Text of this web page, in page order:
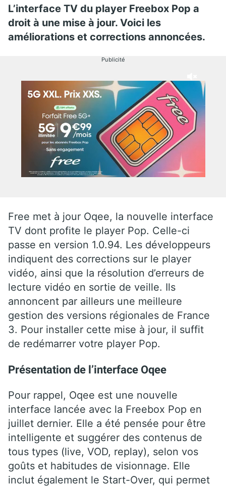
L’interface TV du player Freebox Pop a
droit à une mise à jour. Voici les
améliorations et corrections annoncées.
Publicité
Free met à jour Oqee, la nouvelle interface
TV dont profite le player Pop. Celle-ci
passe en version 1.0.94. Les développeurs
indiquent des corrections sur le player
vidéo, ainsi que la résolution d’erreurs de
lecture vidéo en sortie de veille. Ils
annoncent par ailleurs une meilleure
gestion des versions régionales de France
3. Pour installer cette mise à jour, il suffit
de redémarrer votre player Pop.
Présentation de l’interface Oqee
Pour rappel, Oqee est une nouvelle
interface lancée avec la Freebox Pop en
juillet dernier. Elle a été pensée pour être
intelligente et suggérer des contenus de
tous types (live, VOD, replay), selon vos
goûts et habitudes de visionnage. Elle
inclut également le Start-Over, qui permet